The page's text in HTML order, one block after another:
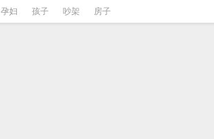
孕妇 孩子 吵架 房子